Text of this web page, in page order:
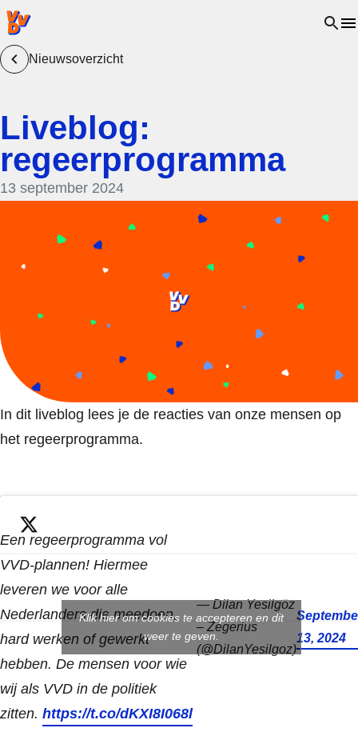
VVD.nl - Ga naar de homepage Open
Nieuwsoverzicht
Liveblog:
regeerprogramma
13 september 2024
In dit liveblog lees je de reacties van onze mensen op
het regeerprogramma.
Een regeerprogramma vol
VVD-plannen! Hiermee
leveren we voor alle
Nederlanders die meedoen,
hard werken of gewerkt
hebben. De mensen voor wie
wij als VVD in de politiek
zitten. https://t.co/dKXI8I068l
— Dilan Yesilgöz
– Zegerius
(@DilanYesilgoz)
13, 2024
Klik hier om cookies te accepteren en dit
weer te geven.